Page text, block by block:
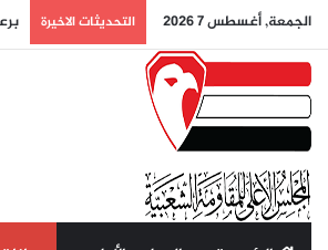
الجمعة, أغسطس 7 2026 التحديثات الاخيرة